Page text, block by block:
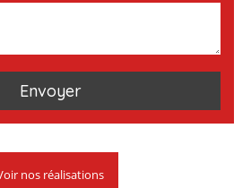
nos réalisations